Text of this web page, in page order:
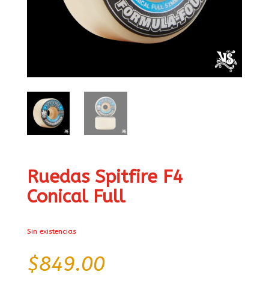
Ruedas Spitfire F4
Conical Full
Sin existencias
$849.00